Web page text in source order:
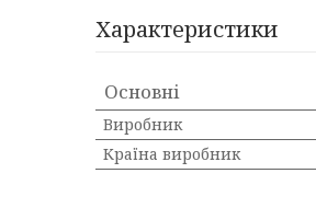
Характеристики
Основні
Виробник
Країна виробник